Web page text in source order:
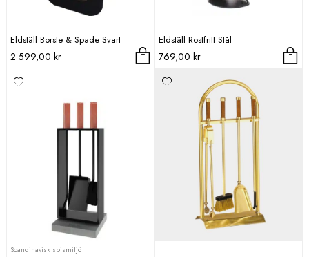
Eldställ Borste & Spade Svart
2 599,00 kr
Eldställ Rostfritt Stål
769,00 kr
Scandinavisk spismiljö